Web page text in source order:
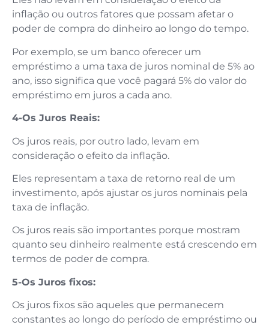
inflação ou outros fatores que possam afetar o
poder de compra do dinheiro ao longo do tempo.
Por exemplo, se um banco oferecer um
empréstimo a uma taxa de juros nominal de 5% ao
ano, isso significa que você pagará 5% do valor do
empréstimo em juros a cada ano.
4-Os Juros Reais:
Os juros reais, por outro lado, levam em
consideração o efeito da inflação.
Eles representam a taxa de retorno real de um
investimento, após ajustar os juros nominais pela
taxa de inflação.
Os juros reais são importantes porque mostram
quanto seu dinheiro realmente está crescendo em
termos de poder de compra.
5-Os Juros fixos:
Os juros fixos são aqueles que permanecem
constantes ao longo do período de empréstimo ou